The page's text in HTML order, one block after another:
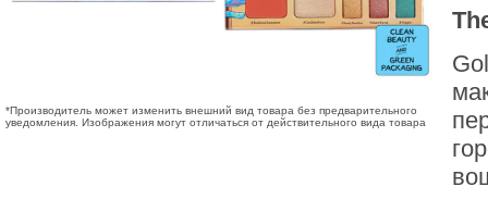
*Производитель может изменить внешний вид товара без предварительного
уведомления. Изображения могут отличаться от действительного вида товара